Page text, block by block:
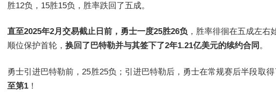
胜12负，15胜15负，胜率跌回了五成。
直至2025年2月交易截止日前，勇士一度25胜26负 ，胜率徘徊在五成左
顺位保护首轮， 换回了巴特勒并与其签下了2年1.21亿美元的续约合同 。
勇士引进巴特勒前，25胜25负；引进巴特勒后，勇士在常规赛后半段取
至第1 ！